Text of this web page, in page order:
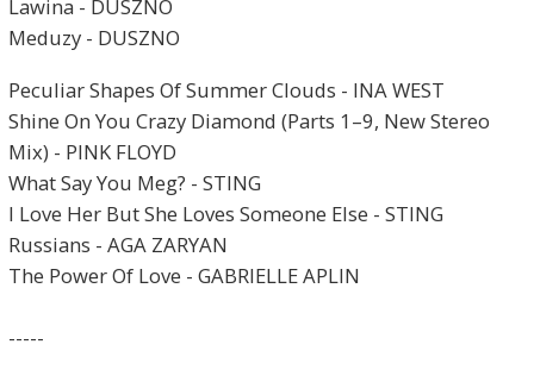
Lawina - DUSZNO
Meduzy - DUSZNO
Peculiar Shapes Of Summer Clouds - INA WEST
Shine On You Crazy Diamond (Parts 1–9, New Stereo
Mix) - PINK FLOYD
What Say You Meg? - STING
I Love Her But She Loves Someone Else - STING
Russians - AGA ZARYAN
The Power Of Love - GABRIELLE APLIN
-----